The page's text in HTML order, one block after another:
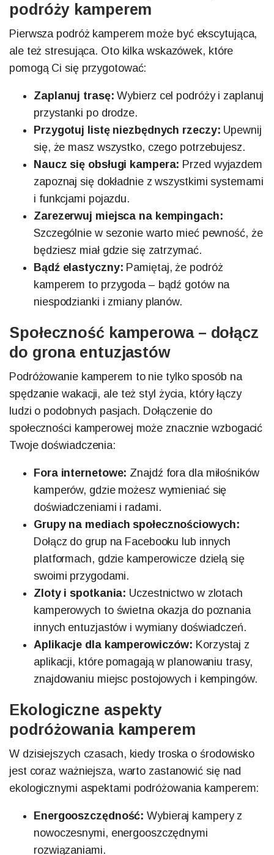
podróży kamperem
Pierwsza podróż kamperem może być ekscytująca,
ale też stresująca. Oto kilka wskazówek, które
pomogą Ci się przygotować:
Zaplanuj trasę: Wybierz cel podróży i zaplanuj
przystanki po drodze.
Przygotuj listę niezbędnych rzeczy: Upewnij
się, że masz wszystko, czego potrzebujesz.
Naucz się obsługi kampera: Przed wyjazdem
zapoznaj się dokładnie z wszystkimi systemami
i funkcjami pojazdu.
Zarezerwuj miejsca na kempingach:
Szczególnie w sezonie warto mieć pewność, że
będziesz miał gdzie się zatrzymać.
Bądź elastyczny: Pamiętaj, że podróż
kamperem to przygoda – bądź gotów na
niespodzianki i zmiany planów.
Społeczność kamperowa – dołącz
do grona entuzjastów
Podróżowanie kamperem to nie tylko sposób na
spędzanie wakacji, ale też styl życia, który łączy
ludzi o podobnych pasjach. Dołączenie do
społeczności kamperowej może znacznie wzbogacić
Twoje doświadczenia:
Fora internetowe: Znajdź fora dla miłośników
kamperów, gdzie możesz wymieniać się
doświadczeniami i radami.
Grupy na mediach społecznościowych:
Dołącz do grup na Facebooku lub innych
platformach, gdzie kamperowicze dzielą się
swoimi przygodami.
Zloty i spotkania: Uczestnictwo w zlotach
kamperowych to świetna okazja do poznania
innych entuzjastów i wymiany doświadczeń.
Aplikacje dla kamperowiczów: Korzystaj z
aplikacji, które pomagają w planowaniu trasy,
znajdowaniu miejsc postojowych i kempingów.
Ekologiczne aspekty
podróżowania kamperem
W dzisiejszych czasach, kiedy troska o środowisko
jest coraz ważniejsza, warto zastanowić się nad
ekologicznymi aspektami podróżowania kamperem:
Energooszczędność: Wybieraj kampery z
nowoczesnymi, energooszczędnymi
rozwiązaniami.